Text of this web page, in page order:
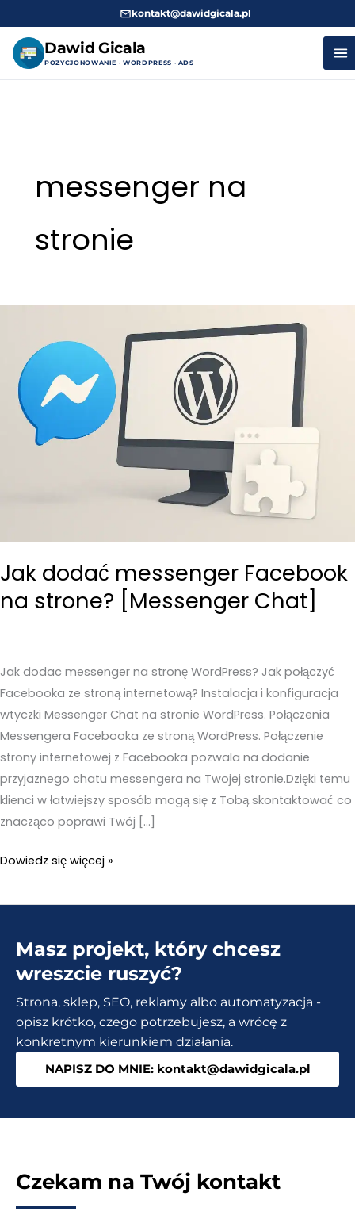
kontakt@dawidgicala.pl
Dawid Gicala
POZYCJONOWANIE · WORDPRESS · ADS
messenger na
stronie
Jak dodać messenger Facebook
na strone? [Messenger Chat]
Jak dodac messenger na stronę WordPress? Jak połączyć
Facebooka ze stroną internetową? Instalacja i konfiguracja
wtyczki Messenger Chat na stronie WordPress. Połączenia
Messengera Facebooka ze stroną WordPress. Połączenie
strony internetowej z Facebooka pozwala na dodanie
przyjaznego chatu messengera na Twojej stronie.Dzięki temu
klienci w łatwiejszy sposób mogą się z Tobą skontaktować co
znacząco poprawi Twój […]
Jak
messenger
strone?
Chat]
Dowiedz się więcej »
Masz projekt, który chcesz
wreszcie ruszyć?
Strona, sklep, SEO, reklamy albo automatyzacja -
opisz krótko, czego potrzebujesz, a wrócę z
konkretnym kierunkiem działania.
NAPISZ DO MNIE: kontakt@dawidgicala.pl
Czekam na Twój kontakt